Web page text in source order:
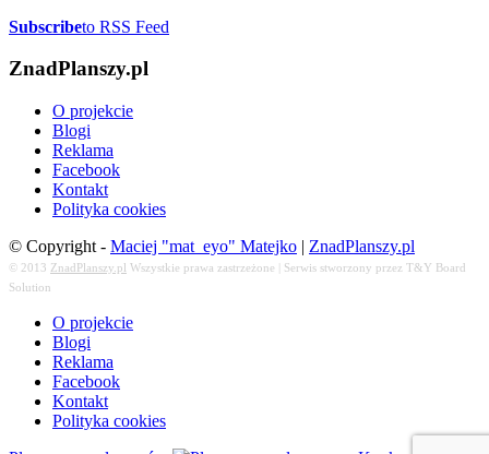
Subscribeto RSS Feed
ZnadPlanszy.pl
O projekcie
Blogi
Reklama
Facebook
Kontakt
Polityka cookies
© Copyright - Maciej "mat_eyo" Matejko | ZnadPlanszy.pl
© 2013 ZnadPlanszy.pl Wszystkie prawa zastrzeżone | Serwis stworzony przez T&Y Board
Solution
O projekcie
Blogi
Reklama
Facebook
Kontakt
Polityka cookies